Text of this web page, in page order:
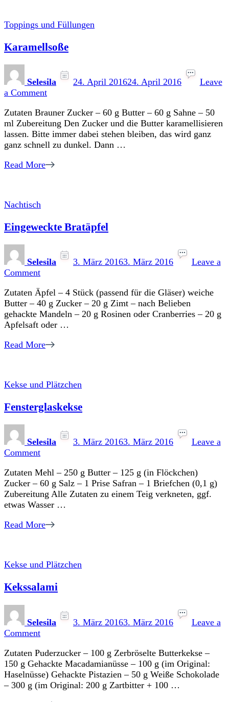
Toppings und Füllungen
Karamellsoße
Selesila 24. April 201624. April 2016
Leave
a Commenton
Zutaten Brauner Zucker – 60 g Butter – 60 g Sahne – 50
ml Zubereitung Den Zucker und die Butter karamellisieren
lassen. Bitte immer dabei stehen bleiben, das wird ganz
ganz schnell zu dunkel. Dann …
Read More
Nachtisch
Eingeweckte Bratäpfel
Selesila 3. März 20163. März 2016
Leave a
Commenton
Bratäpfel
Zutaten Äpfel – 4 Stück (passend für die Gläser) weiche
Butter – 40 g Zucker – 20 g Zimt – nach Belieben
gehackte Mandeln – 20 g Rosinen oder Cranberries – 20 g
Apfelsaft oder …
Read More
Kekse und Plätzchen
Fensterglaskekse
Selesila 3. März 20163. März 2016
Leave a
Commenton
Zutaten Mehl – 250 g Butter – 125 g (in Flöckchen)
Zucker – 60 g Salz – 1 Prise Safran – 1 Briefchen (0,1 g)
Zubereitung Alle Zutaten zu einem Teig verkneten, ggf.
etwas Wasser …
Read More
Kekse und Plätzchen
Kekssalami
Selesila 3. März 20163. März 2016
Leave a
Commenton
Zutaten Puderzucker – 100 g Zerbröselte Butterkekse –
150 g Gehackte Macadamianüsse – 100 g (im Original:
Haselnüsse) Gehackte Pistazien – 50 g Weiße Schokolade
– 300 g (im Original: 200 g Zartbitter + 100 …